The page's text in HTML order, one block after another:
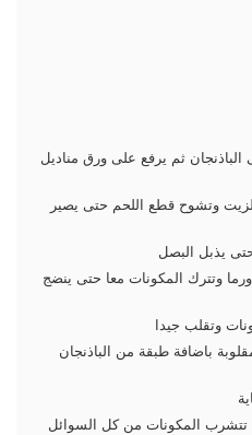
ثم يرفع على ورق مناديل
وتشوح قطع اللحم حتى يصير
يذبل البصل
وتترك المكونات معا حتى ينضج
وتقلب جيدا
باضافة طبقة من الباذنجان
تتشرب المكونات من كل السوائل